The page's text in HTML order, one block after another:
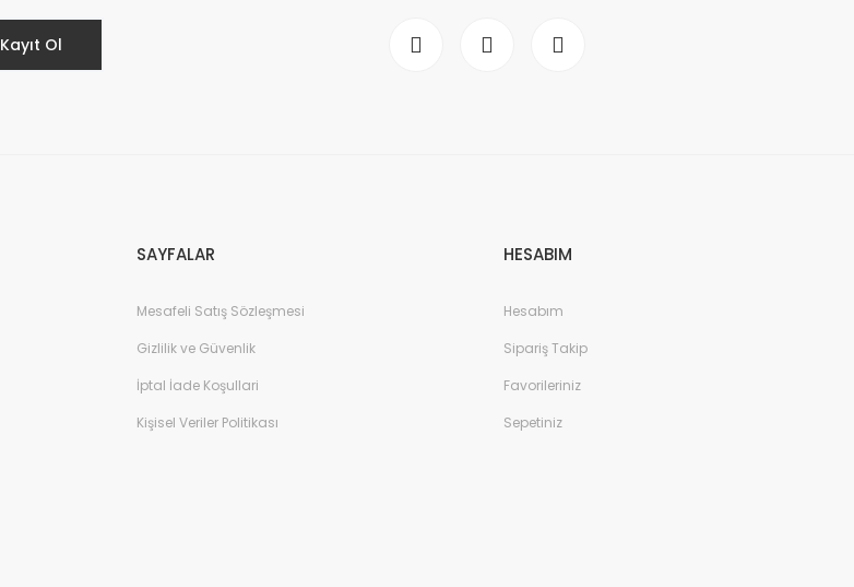
Kayıt Ol
SAYFALAR
Mesafeli Satış Sözleşmesi
Gizlilik ve Güvenlik
İptal İade Koşullari
Kişisel Veriler Politikası
HESABIM
Hesabım
Sipariş Takip
Favorileriniz
Sepetiniz